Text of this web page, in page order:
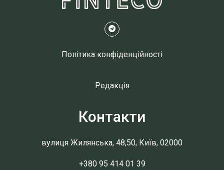
Політика конфіденційності
Редакція
Контакти
вулиця Жилянська, 48,50, Київ, 02000
+380 95 414 01 39